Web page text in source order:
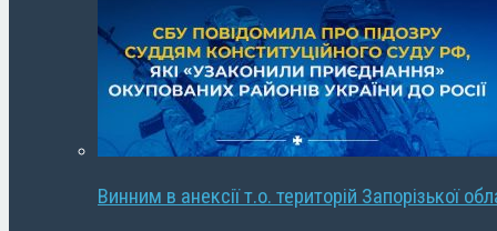
Винним в анексії т.о. територій Запорізької